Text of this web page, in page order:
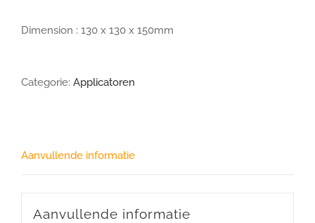
Dimension : 130 x 130 x 150mm
Categorie: Applicatoren
Aanvullende informatie
Aanvullende informatie